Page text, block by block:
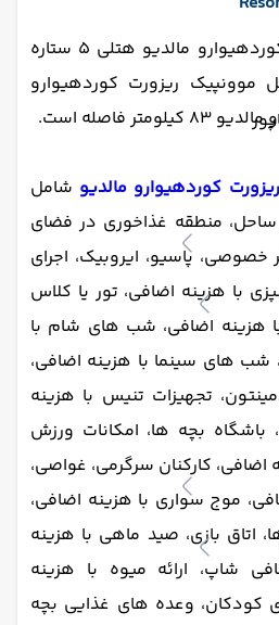
هتل موونپیک ریزورت کوردهیوارو مالدیو هتلی 5 ستاره
موونپیک ریزورت کوردهیوارو
فاصله است.
کوردهیوارو مالدیو شامل
ساحل، منطقه غذاخوری در فضای
خصوصی، پاسیو، ایروبیک، اجرای
با هزینه اضافی، تور یا کلاس
هزینه اضافی، شب های شام با
شب های سینما با هزینه اضافی،
تجهیزات تنیس با هزینه
باشگاه بچه ها، امکانات ورزش
کارکنان سرگرمی، غواصی،
موج سواری با هزینه اضافی،
اتاق بازی، صید ماهی با هزینه
شاپ، ارائه میوه با هزینه
کودکان، وعده های غذایی بچه